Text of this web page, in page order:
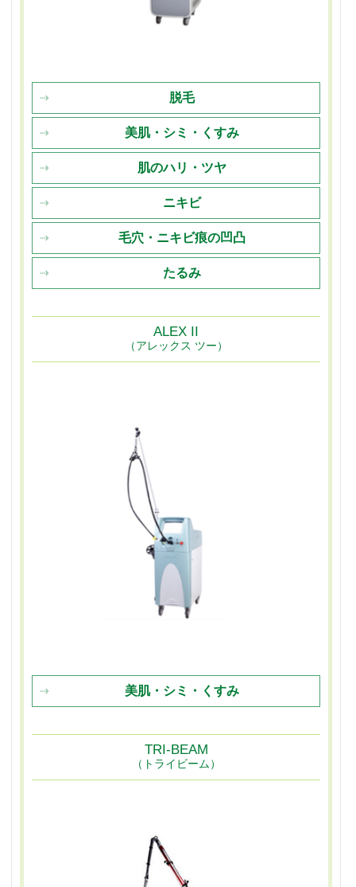
脱毛
美肌・シミ・くすみ
肌のハリ・ツヤ
ニキビ
毛穴・ニキビ痕の凹凸
たるみ
ALEX II
（アレックス ツー）
美肌・シミ・くすみ
TRI-BEAM
（トライビーム）